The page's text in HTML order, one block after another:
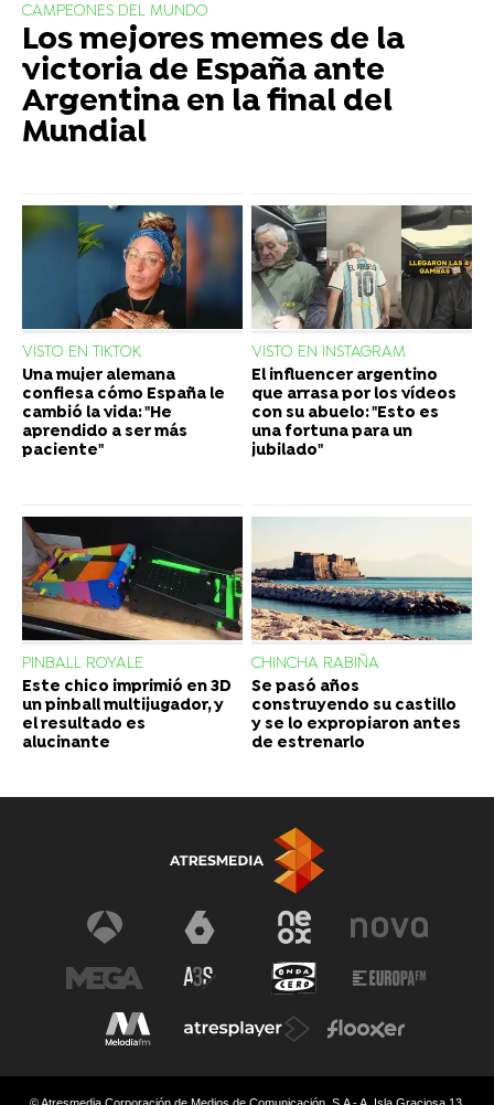
CAMPEONES DEL MUNDO
Los mejores memes de la
victoria de España ante
Argentina en la final del
Mundial
VISTO EN TIKTOK
Una mujer alemana
confiesa cómo España le
cambió la vida: "He
aprendido a ser más
paciente"
VISTO EN INSTAGRAM
El influencer argentino
que arrasa por los vídeos
con su abuelo: "Esto es
una fortuna para un
jubilado"
PINBALL ROYALE
Este chico imprimió en 3D
un pinball multijugador, y
el resultado es
alucinante
CHINCHA RABIÑA
Se pasó años
construyendo su castillo
y se lo expropiaron antes
de estrenarlo